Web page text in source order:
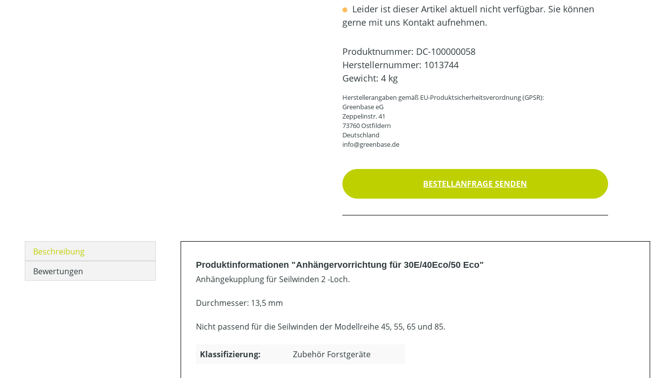
Leider ist dieser Artikel aktuell nicht verfügbar. Sie können
gerne mit uns Kontakt aufnehmen.
Produktnummer: DC-100000058
Herstellernummer: 1013744
Gewicht: 4 kg
Herstellerangaben gemäß EU-Produktsicherheitsverordnung (GPSR):
Greenbase eG
Zeppelinstr. 41
73760 Ostfildern
Deutschland
info@greenbase.de
BESTELLANFRAGE SENDEN
Beschreibung
Bewertungen
Produktinformationen "Anhängervorrichtung für 30E/40Eco/50 Eco"
Anhängekupplung für Seilwinden 2 -Loch.
Durchmesser: 13,5 mm
Nicht passend für die Seilwinden der Modellreihe 45, 55, 65 und 85.
Klassifizierung: Zubehör Forstgeräte